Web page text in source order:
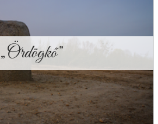
„Ördögkő”